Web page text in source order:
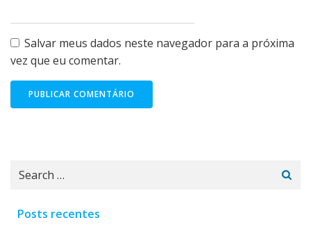
Salvar meus dados neste navegador para a próxima
vez que eu comentar.
Search
Posts recentes